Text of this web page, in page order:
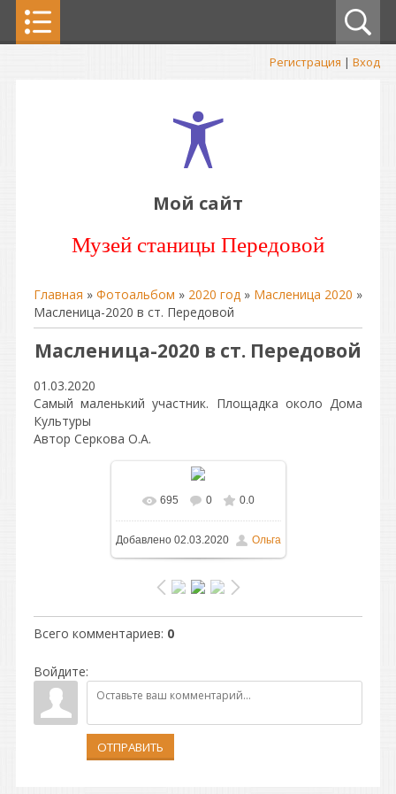
Регистрация | Вход
Мой сайт
Музей станицы Передовой
Главная » Фотоальбом » 2020 год » Масленица 2020 »
Масленица-2020 в ст. Передовой
Масленица-2020 в ст. Передовой
01.03.2020
Самый маленький участник. Площадка около Дома
Культуры
Автор Серкова О.А.
В реальном размере
1600x1200/ 482.3Kb
695 0 0.0
Добавлено02.03.2020 Ольга
Всего комментариев: 0
Войдите:
ОТПРАВИТЬ